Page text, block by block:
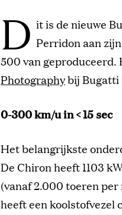
D it is de nieuwe
Perridon aan
500 van
Photographybij Bugatti
0-300 km/u in < 15 sec
Het belangrijkste
De Chiron heeft 1103
(vanaf 2.000 toeren
heeft een koolstofvezel